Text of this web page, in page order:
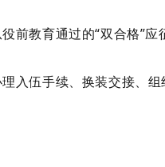
前教育通过的“双合格”应
入伍手续、换装交接、组